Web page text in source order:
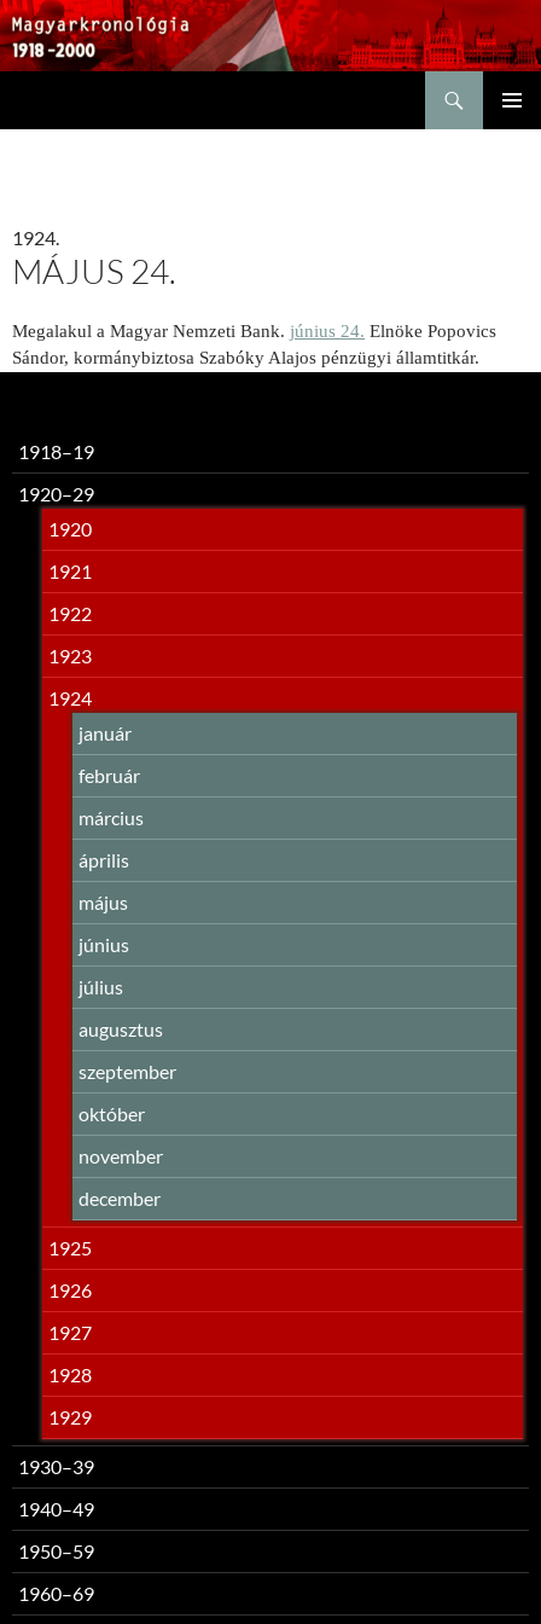
1924.
MÁJUS 24.
Megalakul a Magyar Nemzeti Bank. június 24. Elnöke Popovics
Sándor, kormánybiztosa Szabóky Alajos pénzügyi államtitkár.
1918–19
1920–29
1920
1921
1922
1923
1924
január
február
március
április
május
június
július
augusztus
szeptember
október
november
december
1925
1926
1927
1928
1929
1930–39
1940–49
1950–59
1960–69